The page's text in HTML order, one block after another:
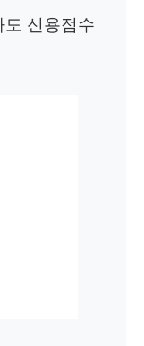
도 신용점수